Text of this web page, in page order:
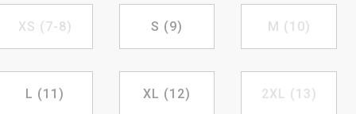
XS (7-8) S (9) M (10)
L (11) XL (12) 2XL (13)